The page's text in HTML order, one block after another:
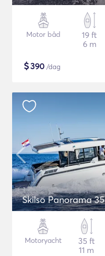
Motor båd
19 ft
6 m
$390 /dag
Skilso Panorama 35
Motoryacht
35 ft
11 m